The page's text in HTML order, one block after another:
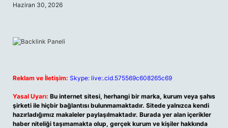
Haziran 30, 2026
Reklam ve İletişim: Skype: live:.cid.575569c608265c69
Yasal Uyarı: Bu internet sitesi, herhangi bir marka, kurum veya şahıs
şirketi ile hiçbir bağlantısı bulunmamaktadır. Sitede yalnızca kendi
hazırladığımız makaleler paylaşılmaktadır. Burada yer alan içerikler
haber niteliği taşımamakta olup, gerçek kurum ve kişiler hakkında